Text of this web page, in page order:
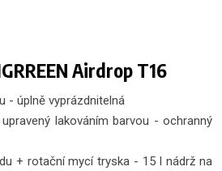
Airdrop T16
- úplně vyprázdnitelná
lakováním barvou - ochranný
+ rotační mycí tryska - 15 l nádrž na